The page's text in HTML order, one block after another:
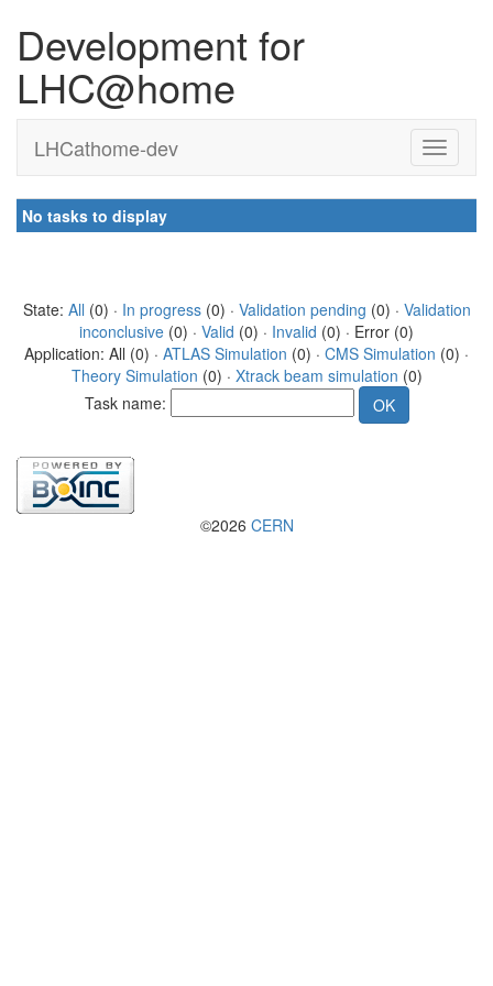
Development for
LHC@home
LHCathome-dev
No tasks to display
State: All (0) · In progress(0) · Validation pending (0) · Validation
inconclusive (0) · Valid (0) · Invalid (0) · Error (0)
Application: All (0) · ATLAS Simulation (0) · CMS Simulation (0) ·
Theory Simulation (0) · Xtrack beam simulation (0)
Task name:
©2026 CERN